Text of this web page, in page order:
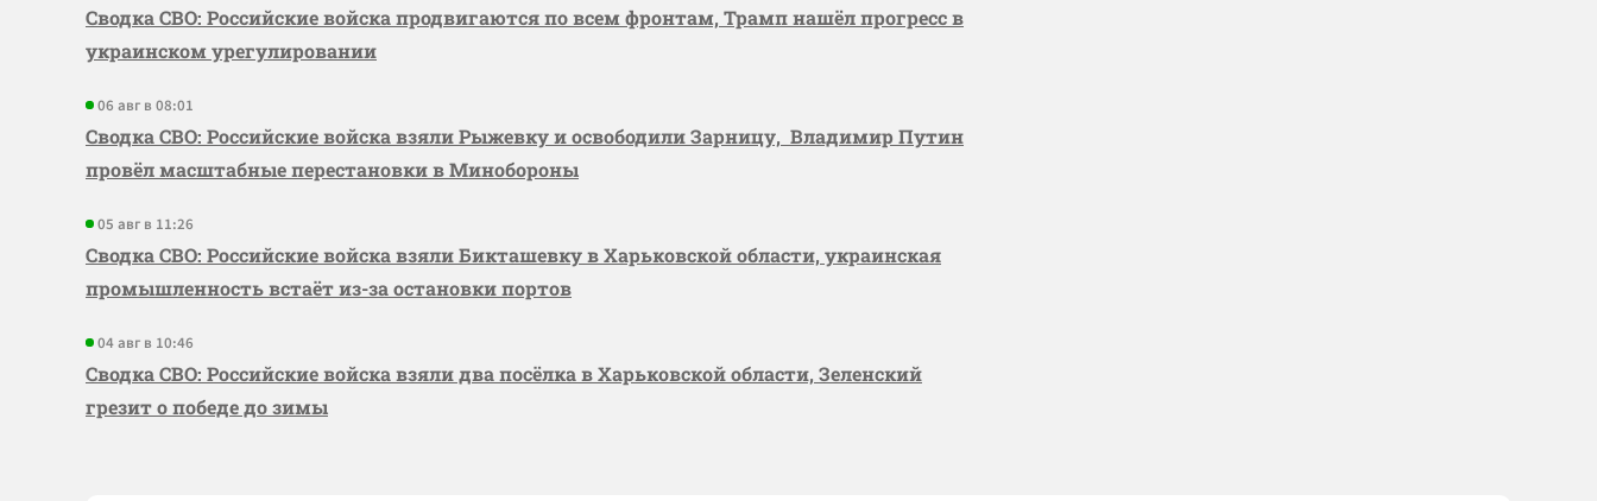
Сводка СВО: Российские войска продвигаются по всем фронтам, Трамп нашёл прогресс в
украинском урегулировании
06 авг в 08:01
Сводка СВО: Российские войска взяли Рыжевку и освободили Зарницу, Владимир Путин
провёл масштабные перестановки в Минобороны
05 авг в 11:26
Сводка СВО: Российские войска взяли Бикташевку в Харьковской области, украинская
промышленность встаёт из-за остановки портов
04 авг в 10:46
Сводка СВО: Российские войска взяли два посёлка в Харьковской области, Зеленский
грезит о победе до зимы